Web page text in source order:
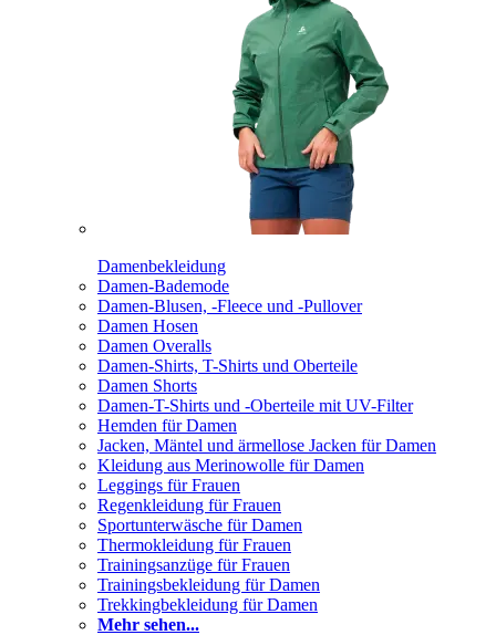
Damenbekleidung
Damen-Bademode
Damen-Blusen, -Fleece und -Pullover
Damen Hosen
Damen Overalls
Damen-Shirts, T-Shirts und Oberteile
Damen Shorts
Damen-T-Shirts und -Oberteile mit UV-Filter
Hemden für Damen
Jacken, Mäntel und ärmellose Jacken für Damen
Kleidung aus Merinowolle für Damen
Leggings für Frauen
Regenkleidung für Frauen
Sportunterwäsche für Damen
Thermokleidung für Frauen
Trainingsanzüge für Frauen
Trainingsbekleidung für Damen
Trekkingbekleidung für Damen
Mehr sehen...